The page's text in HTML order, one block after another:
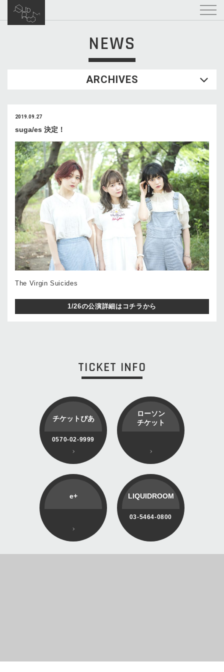
NEWS
ARCHIVES
2019.09.27
suga/es 決定！
The Virgin Suicides
1/26の公演詳細はコチラから
TICKET INFO
チケットぴあ
0570-02-9999
ローソン
チケット
e+ LIQUIDROOM
03-5464-0800